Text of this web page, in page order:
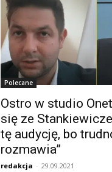
Polecane
Ostro w studio
się ze
tę audycję, bo
rozmawia”
redakcja - 29.09.2021